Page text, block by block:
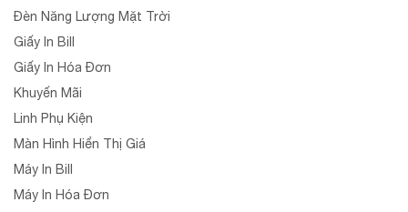
Đèn Năng Lượng Mặt Trời
Giấy In Bill
Giấy In Hóa Đơn
Khuyến Mãi
Linh Phụ Kiện
Màn Hình Hiển Thị Giá
Máy In Bill
Máy In Hóa Đơn